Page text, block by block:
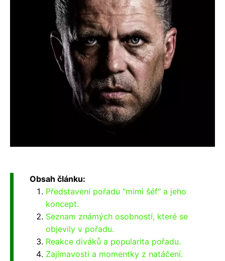
Obsah článku:
Představení pořadu "mimi šéf" a jeho
koncept.
Seznam známých osobností, které se
objevily v pořadu.
Reakce diváků a popularita pořadu.
Zajímavosti a momentky z natáčení.